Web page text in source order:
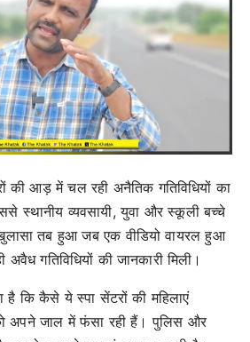
की आड़ में चल रही अनैतिक गतिविधियों का
स्थानीय व्यवसायी, युवा और स्कूली बच्चे
तब हुआ जब एक वीडियो वायरल हुआ
अवैध गतिविधियों की जानकारी मिली।
है कि कैसे ये स्पा सेंटरों की महिलाएं
अपने जाल में फंसा रही हैं। पुलिस और